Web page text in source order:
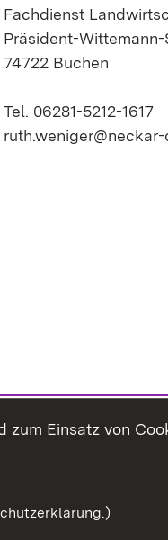
Fachdienst
Präsident-Wittemann-
74722 Buchen
Tel. 06281-5212-1617
Einsatz von